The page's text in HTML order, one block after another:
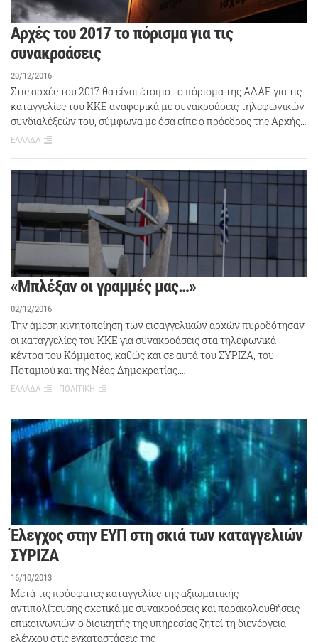
Αρχές του 2017 το πόρισμα για τις
συνακροάσεις
20/12/2016
Στις αρχές του 2017 θα είναι έτοιμο το πόρισμα της ΑΔΑΕ για τις
καταγγελίες του ΚΚΕ αναφορικά με συνακροάσεις τηλεφωνικών
συνδιαλέξεών του, σύμφωνα με όσα είπε ο πρόεδρος της Αρχής…
ΕΛΛΑΔΑ
«Μπλέξαν οι γραμμές μας…»
02/12/2016
Την άμεση κινητοποίηση των εισαγγελικών αρχών πυροδότησαν
οι καταγγελίες του ΚΚΕ για συνακροάσεις στα τηλεφωνικά
κέντρα του Κόμματος, καθώς και σε αυτά του ΣΥΡΙΖΑ, του
Ποταμιού και της Νέας Δημοκρατίας.…
ΕΛΛΑΔΑ ΠΟΛΙΤΙΚΗ
Έλεγχος στην ΕΥΠ στη σκιά των καταγγελιών
ΣΥΡΙΖΑ
16/10/2013
Μετά τις πρόσφατες καταγγελίες της αξιωματικής
αντιπολίτευσης σχετικά με συνακροάσεις και παρακολουθήσεις
επικοινωνιών, ο διοικητής της υπηρεσίας ζητεί τη διενέργεια
ελέγχου στις εγκαταστάσεις της